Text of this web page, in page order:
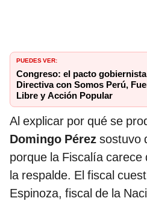
PUEDES VER:
Congreso: el pacto
Directiva con Somos Perú,
Libre y Acción Popular
Al explicar por qué se
Domingo Pérez sostuvo
porque la Fiscalía carece
la respalde. El fiscal
Espinoza, fiscal de la